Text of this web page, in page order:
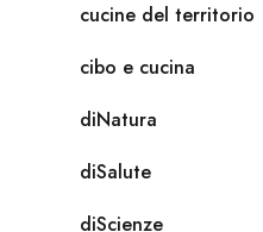
cucine del territorio
cibo e cucina
diNatura
diSalute
diScienze